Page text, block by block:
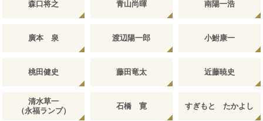
森口将之 青山尚暉 南陽一浩
廣本 泉 渡辺陽一郎 小鮒康一
桃田健史 藤田竜太 近藤暁史
清水草一
（永福ランプ）
石橋 寛 すぎもと たかよし